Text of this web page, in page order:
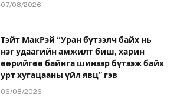
07/08/2026
Тэйт МакРэй “Уран бүтээлч байх нь
нэг удаагийн амжилт биш, харин
өөрийгөө байнга шинээр бүтээж байх
урт хугацааны үйл явц” гэв
06/08/2026